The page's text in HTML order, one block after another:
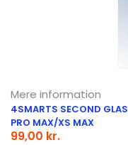
Mere information
4SMARTS SECOND
PRO MAX/XS MAX
99,00 kr.